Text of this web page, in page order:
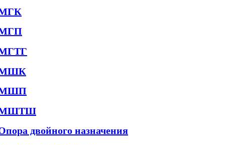
двойного назначения